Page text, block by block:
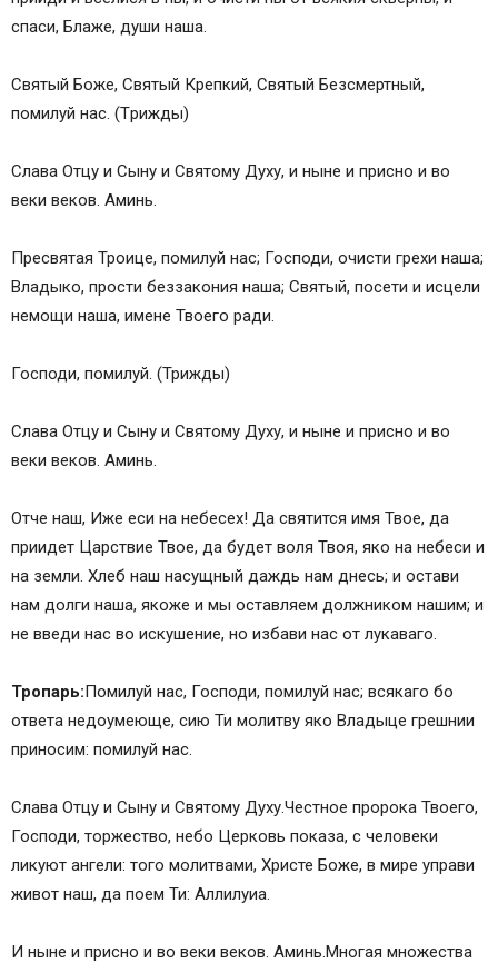
спаси, Блаже, души наша.
Святый Боже, Святый Крепкий, Святый Безсмертный,
помилуй нас. (Tрижды)
Слава Отцу и Сыну и Святому Духу, и ныне и присно и во
веки веков. Аминь.
Пресвятая Троице, помилуй нас; Господи, очисти грехи наша;
Владыко, прости беззакония наша; Святый, посети и исцели
немощи наша, имене Твоего ради.
Господи, помилуй. (Трижды)
Слава Отцу и Сыну и Святому Духу, и ныне и присно и во
веки веков. Аминь.
Отче наш, Иже еси на небесех! Да святится имя Твое, да
приидет Царствие Твое, да будет воля Твоя, яко на небеси и
на земли. Хлеб наш насущный даждь нам днесь; и остави
нам долги наша, якоже и мы оставляем должником нашим; и
не введи нас во искушение, но избави нас от лукаваго.
Тропарь:Помилуй нас, Господи, помилуй нас; всякаго бо
ответа недоумеюще, сию Ти молитву яко Владыце грешнии
приносим: помилуй нас.
Слава Отцу и Сыну и Святому Духу.Честное пророка Твоего,
Господи, торжество, небо Церковь показа, с человеки
ликуют ангели: того молитвами, Христе Боже, в мире управи
живот наш, да поем Ти: Аллилуиа.
И ныне и присно и во веки веков. Аминь.Многая множества